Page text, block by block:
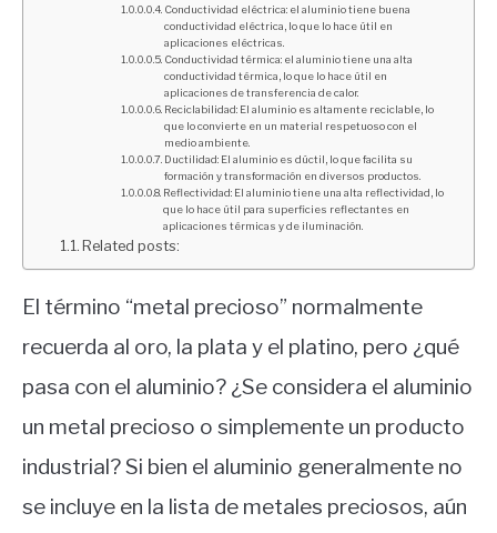
Conductividad eléctrica: el aluminio tiene buena
conductividad eléctrica, lo que lo hace útil en
aplicaciones eléctricas.
Conductividad térmica: el aluminio tiene una alta
conductividad térmica, lo que lo hace útil en
aplicaciones de transferencia de calor.
Reciclabilidad: El aluminio es altamente reciclable, lo
que lo convierte en un material respetuoso con el
medio ambiente.
Ductilidad: El aluminio es dúctil, lo que facilita su
formación y transformación en diversos productos.
Reflectividad: El aluminio tiene una alta reflectividad, lo
que lo hace útil para superficies reflectantes en
aplicaciones térmicas y de iluminación.
Related posts:
El término “metal precioso” normalmente
recuerda al oro, la plata y el platino, pero ¿qué
pasa con el aluminio? ¿Se considera el aluminio
un metal precioso o simplemente un producto
industrial? Si bien el aluminio generalmente no
se incluye en la lista de metales preciosos, aún